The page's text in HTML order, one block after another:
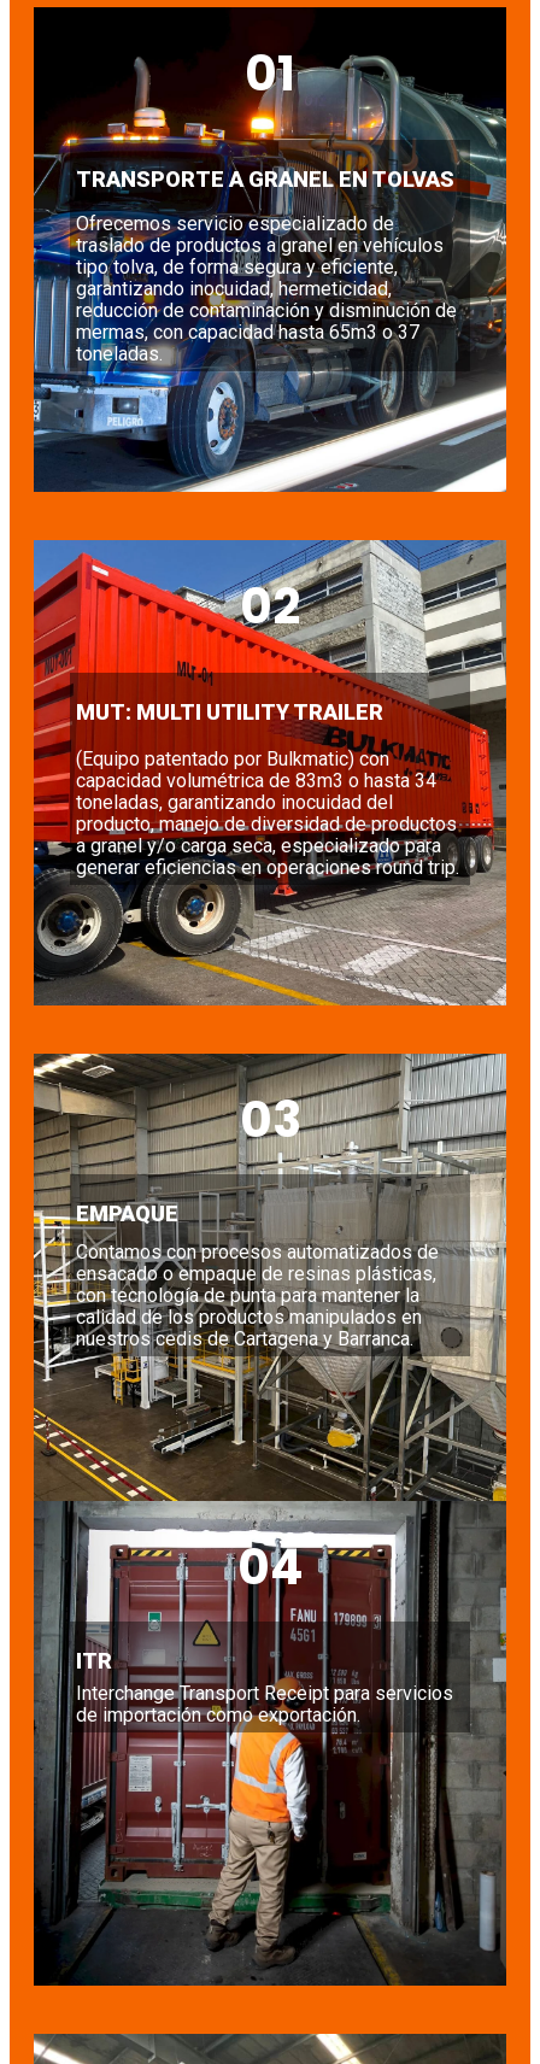
01
TRANSPORTE A GRANEL EN TOLVAS
Ofrecemos servicio especializado de
traslado de productos a granel en vehículos
tipo tolva, de forma segura y eficiente,
garantizando inocuidad, hermeticidad,
reducción de contaminación y disminución de
mermas, con capacidad hasta 65m3 o 37
toneladas.
02
MUT: MULTI UTILITY TRAILER
(Equipo patentado por Bulkmatic) con
capacidad volumétrica de 83m3 o hasta 34
toneladas, garantizando inocuidad del
producto, manejo de diversidad de productos
a granel y/o carga seca, especializado para
generar eficiencias en operaciones round trip.
03
EMPAQUE
Contamos con procesos automatizados de
ensacado o empaque de resinas plásticas,
con tecnología de punta para mantener la
calidad de los productos manipulados en
nuestros cedis de Cartagena y Barranca.
04
ITR
Interchange Transport Receipt para servicios
de importación como exportación.